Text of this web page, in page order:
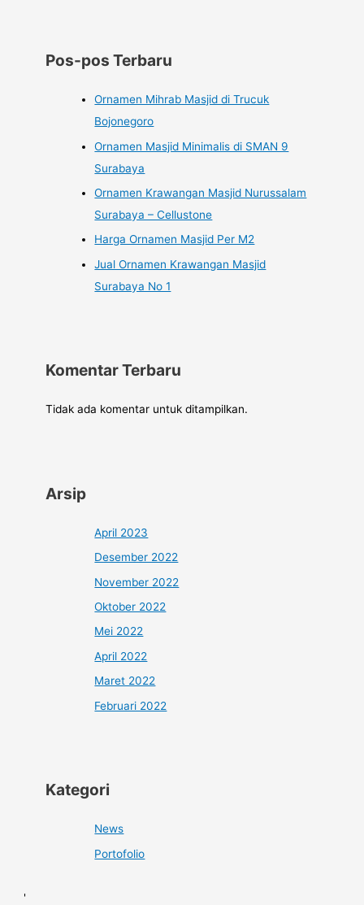
Pos-pos Terbaru
Ornamen Mihrab Masjid di Trucuk
Bojonegoro
Ornamen Masjid Minimalis di SMAN 9
Surabaya
Ornamen Krawangan Masjid Nurussalam
Surabaya – Cellustone
Harga Ornamen Masjid Per M2
Jual Ornamen Krawangan Masjid
Surabaya No 1
Komentar Terbaru
Tidak ada komentar untuk ditampilkan.
Arsip
April 2023
Desember 2022
November 2022
Oktober 2022
Mei 2022
April 2022
Maret 2022
Februari 2022
Kategori
News
Portofolio
'